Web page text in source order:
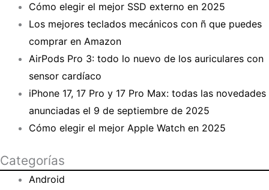
Cómo elegir el mejor SSD externo en 2025
Los mejores teclados mecánicos con ñ que puedes
comprar en Amazon
AirPods Pro 3: todo lo nuevo de los auriculares con
sensor cardíaco
iPhone 17, 17 Pro y 17 Pro Max: todas las novedades
anunciadas el 9 de septiembre de 2025
Cómo elegir el mejor Apple Watch en 2025
Categorías
Android